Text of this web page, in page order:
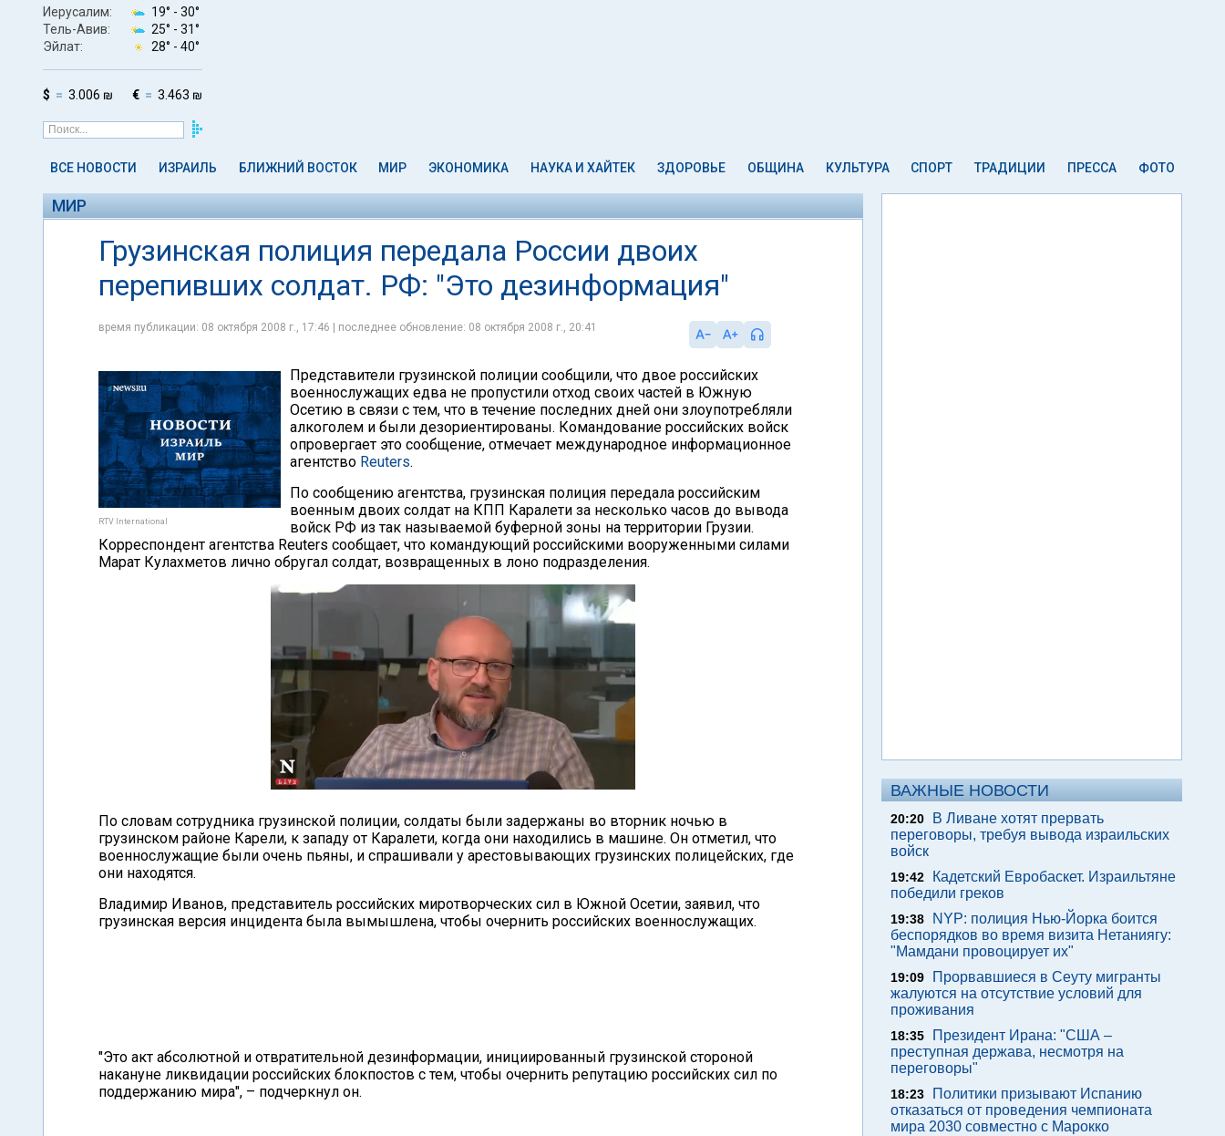
Иерусалим: 19° - 30°
Тель-Авив:
25° - 31°
Эйлат:
28° - 40°
$ 3.006 ₪ € 3.463 ₪
ВСЕ НОВОСТИ ИЗРАИЛЬ БЛИЖНИЙ ВОСТОК МИР ЭКОНОМИКА НАУКА И ХАЙТЕК ЗДОРОВЬЕ ОБЩИНА КУЛЬТУРА СПОРТ ТРАДИЦИИ ПРЕССА ФОТО
МИР
Грузинская полиция передала России двоих
перепивших солдат. РФ: "Это дезинформация"
время публикации: 08 октября 2008 г., 17:46 | последнее обновление: 08 октября 2008 г., 20:41
RTV International
Представители грузинской полиции сообщили, что двое российских
военнослужащих едва не пропустили отход своих частей в Южную
Осетию в связи с тем, что в течение последних дней они злоупотребляли
алкоголем и были дезориентированы. Командование российских войск
опровергает это сообщение, отмечает международное информационное
агентство Reuters.
По сообщению агентства, грузинская полиция передала российским
военным двоих солдат на КПП Каралети за несколько часов до вывода
войск РФ из так называемой буферной зоны на территории Грузии.
Корреспондент агентства Reuters сообщает, что командующий российскими вооруженными силами
Марат Кулахметов лично обругал солдат, возвращенных в лоно подразделения.
По словам сотрудника грузинской полиции, солдаты были задержаны во вторник ночью в
грузинском районе Карели, к западу от Каралети, когда они находились в машине. Он отметил, что
военнослужащие были очень пьяны, и спрашивали у арестовывающих грузинских полицейских, где
они находятся.
Владимир Иванов, представитель российских миротворческих сил в Южной Осетии, заявил, что
грузинская версия инцидента была вымышлена, чтобы очернить российских военнослужащих.
"Это акт абсолютной и отвратительной дезинформации, инициированный грузинской стороной
накануне ликвидации российских блокпостов с тем, чтобы очернить репутацию российских сил по
поддержанию мира", – подчеркнул он.
ВАЖНЫЕ НОВОСТИ
20:20
В Ливане хотят прервать
переговоры, требуя вывода израильских
войск
19:42
Кадетский Евробаскет. Израильтяне
победили греков
19:38
NYP: полиция Нью-Йорка боится
беспорядков во время визита Нетаниягу:
"Мамдани провоцирует их"
19:09
Прорвавшиеся в Сеуту мигранты
жалуются на отсутствие условий для
проживания
18:35
Президент Ирана: "США –
преступная держава, несмотря на
переговоры"
18:23
Политики призывают Испанию
отказаться от проведения чемпионата
мира 2030 совместно с Марокко